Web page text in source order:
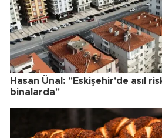
Hasan Ünal: "Eskişehir'de asıl
binalarda"